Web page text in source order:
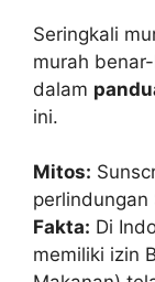
Seringkali
murah
dalam
ini.
Mitos:
perlindungan
Fakta: Di
memiliki izin